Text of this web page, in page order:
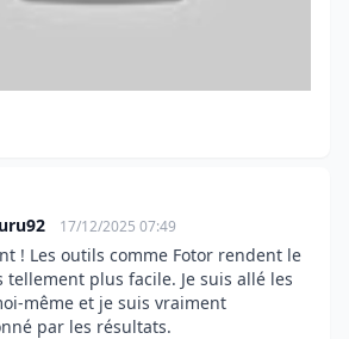
17/12/2025 07:49
! Les outils comme Fotor rendent le
tellement plus facile. Je suis allé les
même et je suis vraiment
par les résultats.